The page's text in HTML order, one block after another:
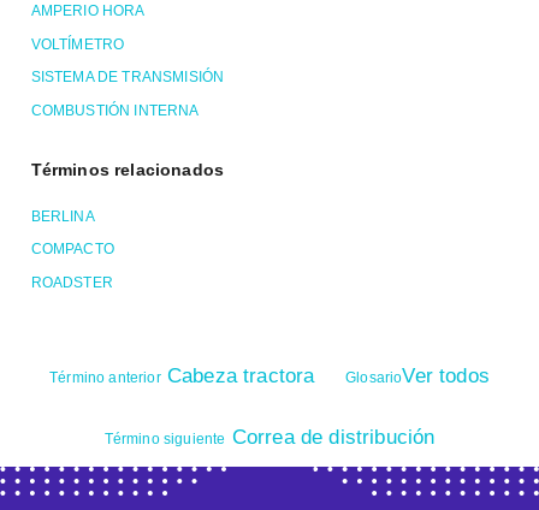
AMPERIO HORA
VOLTÍMETRO
SISTEMA DE TRANSMISIÓN
COMBUSTIÓN INTERNA
Términos relacionados
BERLINA
COMPACTO
ROADSTER
Término anteriorCabeza tractora GlosarioVer todos
Término siguiente Correa de distribución